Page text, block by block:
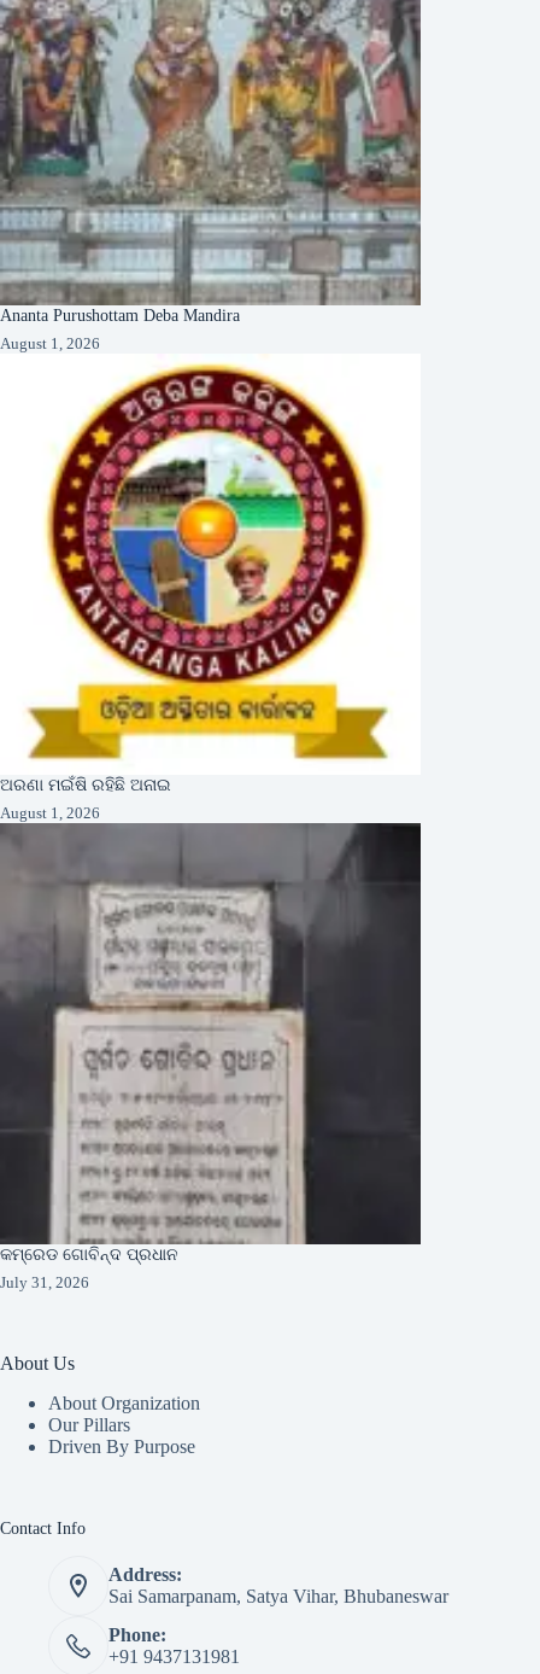
Ananta Purushottam Deba Mandira
August 1, 2026
ଅରଣା ମଇଁଷି ରହିଛି ଅନାଇ
August 1, 2026
କମ୍ରେଡ ଗୋବିନ୍ଦ ପ୍ରଧାନ
July 31, 2026
About Us
About Organization
Our Pillars
Driven By Purpose​
Contact Info
Address:
Sai Samarpanam, Satya Vihar, Bhubaneswar
Phone:
+91 9437131981